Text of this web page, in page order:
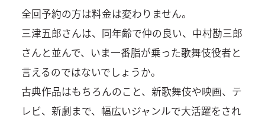
全回予約の方は料金は変わりません。
三津五郎さんは、同年齢で仲の良い、中村勘三郎
さんと並んで、いま一番脂が乗った歌舞伎役者と
言えるのではないでしょうか。
古典作品はもちろんのこと、新歌舞伎や映画、テ
レビ、新劇まで、幅広いジャンルで大活躍をされ